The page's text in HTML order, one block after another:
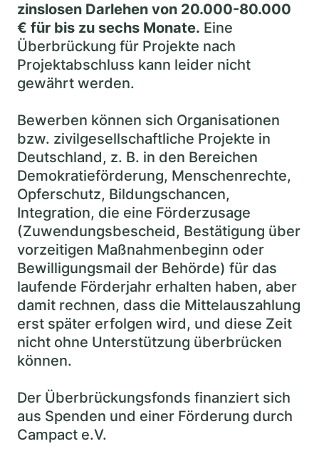
zinslosen Darlehen von 20.000-80.000
€ für bis zu sechs Monate. Eine
Überbrückung für Projekte nach
Projektabschluss kann leider nicht
gewährt werden.
Bewerben können sich Organisationen
bzw. zivilgesellschaftliche Projekte in
Deutschland, z. B. in den Bereichen
Demokratieförderung, Menschenrechte,
Opferschutz, Bildungschancen,
Integration, die eine Förderzusage
(Zuwendungsbescheid, Bestätigung über
vorzeitigen Maßnahmenbeginn oder
Bewilligungsmail der Behörde) für das
laufende Förderjahr erhalten haben, aber
damit rechnen, dass die Mittelauszahlung
erst später erfolgen wird, und diese Zeit
nicht ohne Unterstützung überbrücken
können.
Der Überbrückungsfonds finanziert sich
aus Spenden und einer Förderung durch
Campact e.V.